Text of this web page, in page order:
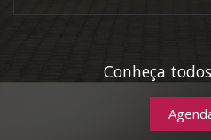
Conheça